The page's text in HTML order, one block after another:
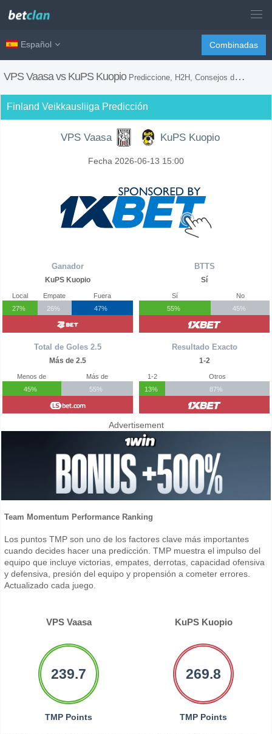
Español Combinadas
VPS Vaasa vs KuPS Kuopio Prediccione, H2H, Consejos de Apuestas y Previsión del Partido
Finland Veikkausliiga Predicción
VPS Vaasa KuPS Kuopio
Fecha 2026-06-13 15:00
Ganador
KuPS Kuopio
Local
27%
Empate
26%
Fuera
47%
Total de Goles 2.5
Más de 2.5
Menos de
45%
Más de
55%
BTTS
Sí
Sí
55%
No
45%
Resultado Exacto
1-2
1-2
13%
Otros
87%
Advertisement
Team Momentum Performance Ranking
Los puntos TMP son uno de los factores clave más importantes
cuando decides hacer una predicción. TMP muestra el impulso del
equipo que incluye victorias, empates, derrotas, capacidad ofensiva
y defensiva, presión del equipo y propensión a cometer errores.
Actualizado cada juego.
VPS Vaasa KuPS Kuopio
239.7
TMP Points
269.8
TMP Points